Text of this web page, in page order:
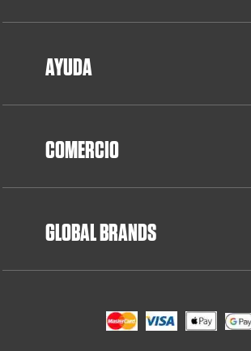
AYUDA
COMERCIO
GLOBAL BRANDS